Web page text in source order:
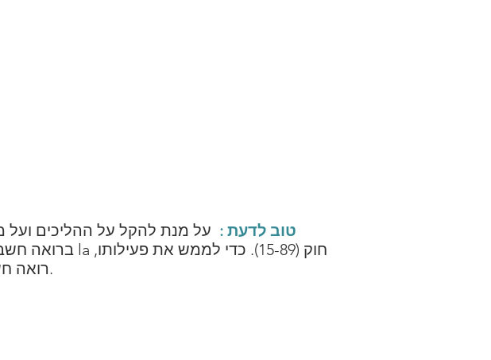
טוב לדעת : על מנת להקל על ההליכים ועל
ברואה חשבון. רואה חשבון הוא איש מקצוע ליברלי שפעילותו מנוהלת על ידי la
חוק (15-89)
. כדי לממש את פעילותו,
רואה.